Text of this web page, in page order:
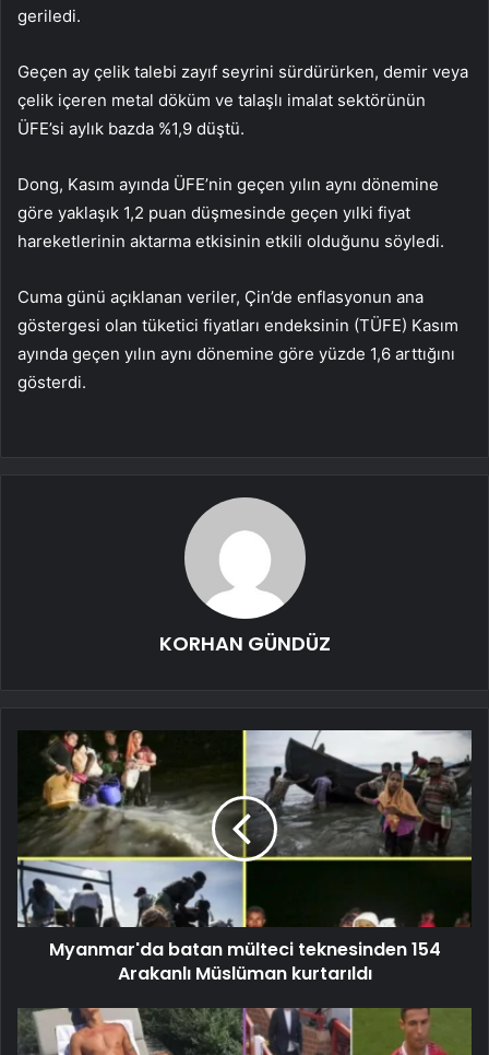
geriledi.
Geçen ay çelik talebi zayıf seyrini sürdürürken, demir veya
çelik içeren metal döküm ve talaşlı imalat sektörünün
ÜFE’si aylık bazda %1,9 düştü.
Dong, Kasım ayında ÜFE’nin geçen yılın aynı dönemine
göre yaklaşık 1,2 puan düşmesinde geçen yılki fiyat
hareketlerinin aktarma etkisinin etkili olduğunu söyledi.
Cuma günü açıklanan veriler, Çin’de enflasyonun ana
göstergesi olan tüketici fiyatları endeksinin (TÜFE) Kasım
ayında geçen yılın aynı dönemine göre yüzde 1,6 arttığını
gösterdi.
KORHAN GÜNDÜZ
Myanmar'da batan mülteci teknesinden 154
Arakanlı Müslüman kurtarıldı